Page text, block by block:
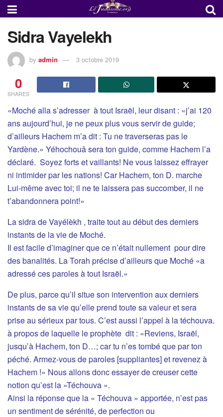
Sidra Vayelekh
by admin 3 octobre 2019
0
SHARES
«Moché alla s’adresser à tout Israël, leur disant : «j’ai 120
ans aujourd’hui, je ne peux plus vous servir de guide;
d’ailleurs Hachem m’a dit : Tu ne traverseras pas le
Yardène.» Yéhochouâ sera ton guide, comme Hachem l’a
déclaré. Soyez forts et vaillants! Ne vous laissez effrayer
ni intimider par les nations! Car Hachem, ton D. marche
Lui-même avec toi; il ne te laissera pas succomber, il ne
t’abandonnera point!»
La sidra de Vayélèkh , traite tout au début des derniers
instants de la vie de Moché.
Il est facile d’imaginer que ce n’était nullement pour dire
des banalités. La Torah précise d’ailleurs que Moché «a
adressé ces paroles à tout Israël.»
De plus, parce qu’il situe son intervention aux derniers
instants de sa vie qu’elle prend toute sa valeur et sera
prise au sérieux par tous. C’est aussi l’appel à la téchouva.
à propos de laquelle le prophète dit : «Reviens, Israël,
jusqu’à Hachem, ton D…; car tu n’es tombé que par ton
péché. Armez-vous de paroles [suppliantes] et revenez à
Hachem !» Nous allons donc essayer de creuser cette
notion qu’est la »Téchouva ».
Ainsi la réponse que la « Téchouva » apportée, n’est pas
un sentiment de sérénité, de perfection ou